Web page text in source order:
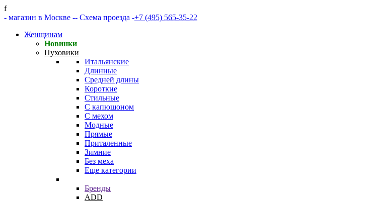
f
- магазин в Москве -- Схема проезда -+7 (495) 565-35-22
Женщинам
Новинки
Пуховики
Итальянские
Длинные
Средней длины
Короткие
Стильные
С капюшоном
С мехом
Модные
Прямые
Приталенные
Зимние
Без меха
Еще категории
Бренды
ADD